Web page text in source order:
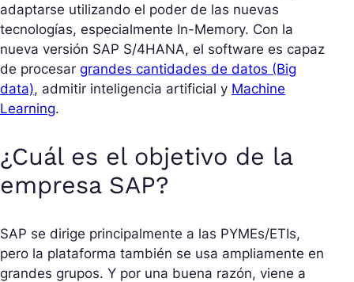
adaptarse utilizando el poder de las nuevas
tecnologías, especialmente In-Memory. Con la
nueva versión SAP S/4HANA, el software es capaz
de procesar grandes cantidades de datos (Big
data), admitir inteligencia artificial y Machine
Learning.
¿Cuál es el objetivo de la
empresa SAP?
SAP se dirige principalmente a las PYMEs/ETIs,
pero la plataforma también se usa ampliamente en
grandes grupos. Y por una buena razón, viene a